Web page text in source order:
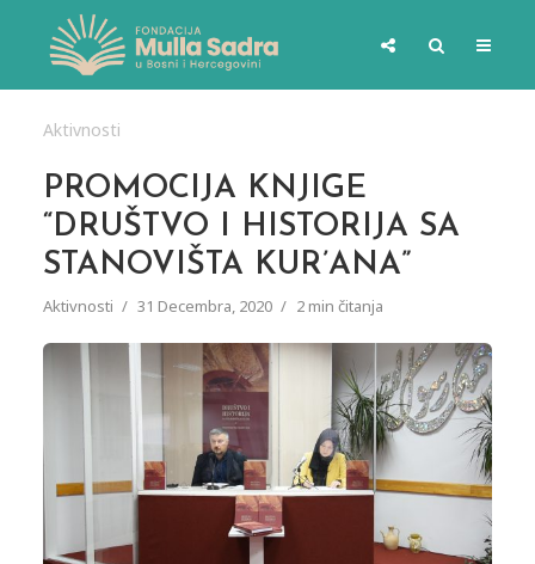
Aktivnosti
PROMOCIJA KNJIGE
“DRUŠTVO I HISTORIJA SA
STANOVIŠTA KUR’ANA”
Aktivnosti 31 Decembra, 2020 2 min čitanja